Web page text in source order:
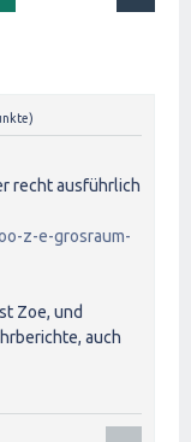
recht ausführlich
z-e-grosraum-
Zoe, und
auch